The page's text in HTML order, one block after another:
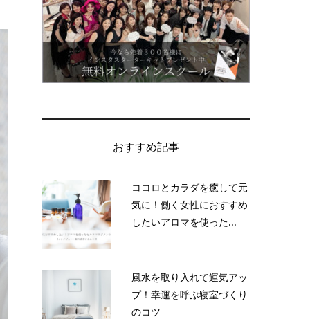
おすすめ記事
ココロとカラダを癒して元
気に！働く女性におすすめ
したいアロマを使った...
風水を取り入れて運気アッ
プ！幸運を呼ぶ寝室づくり
のコツ